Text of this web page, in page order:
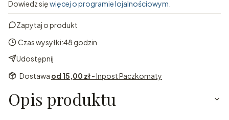
Dowiedz sięwięcej o programie lojalnościowym.
Zapytaj o produkt
Czas wysyłki:48 godzin
Udostępnij
Dostawa od 15,00 zł- Inpost Paczkomaty
Opis produktu